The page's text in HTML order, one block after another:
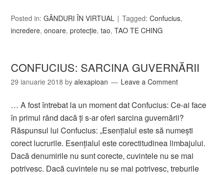
Posted in:GÂNDURI ÎN VIRTUAL Tagged:Confucius,
incredere,onoare,protecţie,tao,TAO TE CHING
CONFUCIUS: SARCINA GUVERNĂRII
29 ianuarie 2018 byalexapioan Leave a Comment
… A fost întrebat la un moment dat Confucius: Ce-ai face
în primul rând dacă ți s-ar oferi sarcina guvernării?
Răspunsul lui Confucius: „Esențialul este să numești
corect lucrurile. Esențialul este corectitudinea limbajului.
Dacă denumirile nu sunt corecte, cuvintele nu se mai
potrivesc. Dacă cuvintele nu se mai potrivesc, treburile